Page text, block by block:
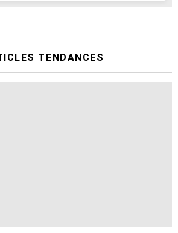
TENDANCES